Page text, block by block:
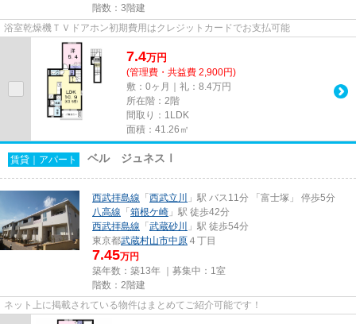
階数：3階建
浴室乾燥機ＴＶドアホン初期費用はクレジットカードでお支払可能
7.4万円
(管理費・共益費 2,900円)
敷：0ヶ月｜礼：8.4万円
所在階：2階
間取り：1LDK
面積：41.26㎡
賃貸｜アパート ベル ジュネスⅠ
西武拝島線 「西武立川
」駅 バス11分 「富士塚」 停歩5分
八高線 「箱根ケ崎 」駅 徒歩42分
西武拝島線 「武蔵砂川
」駅 徒歩54分
東京都武蔵村山市中原 ４丁目
7.45万円
築年数：築13年 ｜募集中： 1室
階数：2階建
ネット上に掲載されている物件はまとめてご紹介可能です！